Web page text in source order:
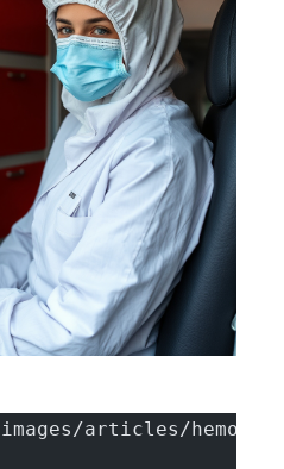
articles/